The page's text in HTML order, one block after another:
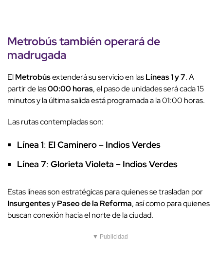
Metrobústambiénoperará de
madrugada
ElMetrobúsextenderá su servicio en lasLíneas 1 y 7. A
partir de las00:00 horas, el paso de unidades será cada 15
minutos y la última salida está programada a la 01:00 horas.
Las rutas contempladas son:
Línea 1: El Caminero – Indios Verdes
Línea 7: Glorieta Violeta – Indios Verdes
Estas líneas son estratégicas para quienes se trasladan por
InsurgentesyPaseo de la Reforma, así como para quienes
buscan conexión hacia el norte de la ciudad.
▼ Publicidad